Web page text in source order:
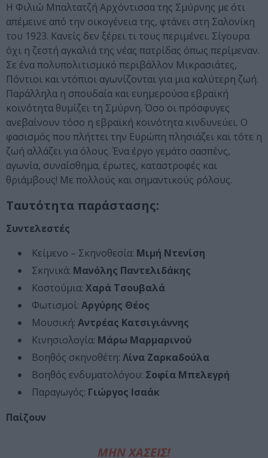
Η Φιλιώ Μπαλτατζή Αρχόντισσα της Σμύρνης με ότι
απέμεινε από την οικογένεια της, φτάνει στη Σαλονίκη
του 1923. Κανείς δεν ξέρει τι τους περιμένει. Σίγουρα
όχι η ζεστή αγκαλιά της νέας πατρίδας όπως περίμεναν.
Σε ένα πολυπολιτισμικό περιβάλλον Μικρασιάτες,
Πόντιοι και ντόπιοι αγωνίζονται για μια καλύτερη ζωή.
Παράλληλα η σπουδαία και ευημερούσα εβραϊκή
κοινότητα θυμίζει τη Σμύρνη. Όσο οι πρόσφυγες
ανεβαίνουν τόσο η εβραϊκή κοινότητα κινδυνεύει. Ο
φασισμός που πλήττει την Ευρώπη πλησιάζει και τότε η
ζωή αλλάζει για όλους. Ένα έργο γεμάτο σασπένς,
αγωνία, συναίσθημα, έρωτες, καταστροφές και
θριάμβους! Με πολλούς και σημαντικούς ρόλους.
Ταυτότητα παράστασης:
Συντελεστές
Κείμενο – Σκηνοθεσία: Μιμή Ντενίση
Σκηνικά: Mανόλης Παντελιδάκης
Κοστούμια: Χαρά Τσουβαλά
Φωτισμοί: Αργύρης Θέος
Μουσική: Αντρέας Κατσιγιάννης
Κινησιολογία: Μάρω Μαρμαρινού
Βοηθός σκηνοθέτη: Λίνα Ζαρκαδούλα
Βοηθός ενδυματολόγου: Σοφία Μπελεγρή
Παραγωγός: Γιώργος Iσαάκ
Παίζουν
ΜΗΝ ΧΑΣΕΙΣ!